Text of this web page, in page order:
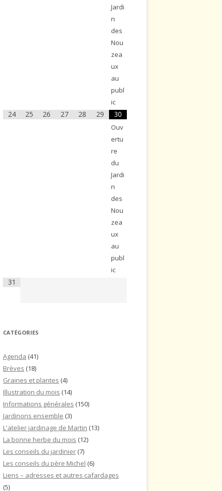
Jardi
n
des
Nou
zea
ux
au
publ
ic
24 25 26 27 28 29 30
Ouv
ertu
re
du
Jardi
n
des
Nou
zea
ux
au
publ
ic
31
CATÉGORIES
Agenda (41)
Brèves (18)
Graines et plantes (4)
Illustration du mois (14)
Informations générales (150)
Jardinons ensemble (3)
L'atelier jardinage de Martin (13)
La bonne herbe du mois (12)
Les conseils du jardinier (7)
Les conseils du père Michel (6)
Liens – adresses et autres cafardages
(5)